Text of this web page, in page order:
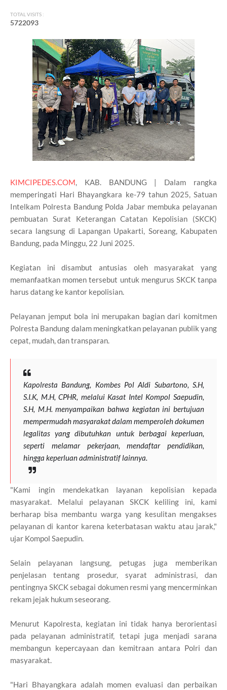
TOTAL VISITS :
5722093
KIMCIPEDES.COM, KAB. BANDUNG | Dalam rangka
memperingati Hari Bhayangkara ke-79 tahun 2025, Satuan
Intelkam Polresta Bandung Polda Jabar membuka pelayanan
pembuatan Surat Keterangan Catatan Kepolisian (SKCK)
secara langsung di Lapangan Upakarti, Soreang, Kabupaten
Bandung, pada Minggu, 22 Juni 2025.
Kegiatan ini disambut antusias oleh masyarakat yang
memanfaatkan momen tersebut untuk mengurus SKCK tanpa
harus datang ke kantor kepolisian.
Pelayanan jemput bola ini merupakan bagian dari komitmen
Polresta Bandung dalam meningkatkan pelayanan publik yang
cepat, mudah, dan transparan.
Kapolresta Bandung, Kombes Pol Aldi Subartono, S.H,
S.I.K, M.H, CPHR, melalui Kasat Intel Kompol Saepudin,
S.H, M.H. menyampaikan bahwa kegiatan ini bertujuan
mempermudah masyarakat dalam memperoleh dokumen
legalitas yang dibutuhkan untuk berbagai keperluan,
seperti melamar pekerjaan, mendaftar pendidikan,
hingga keperluan administratif lainnya.
"Kami ingin mendekatkan layanan kepolisian kepada
masyarakat. Melalui pelayanan SKCK keliling ini, kami
berharap bisa membantu warga yang kesulitan mengakses
pelayanan di kantor karena keterbatasan waktu atau jarak,"
ujar Kompol Saepudin.
Selain pelayanan langsung, petugas juga memberikan
penjelasan tentang prosedur, syarat administrasi, dan
pentingnya SKCK sebagai dokumen resmi yang mencerminkan
rekam jejak hukum seseorang.
Menurut Kapolresta, kegiatan ini tidak hanya berorientasi
pada pelayanan administratif, tetapi juga menjadi sarana
membangun kepercayaan dan kemitraan antara Polri dan
masyarakat.
"Hari Bhayangkara adalah momen evaluasi dan perbaikan